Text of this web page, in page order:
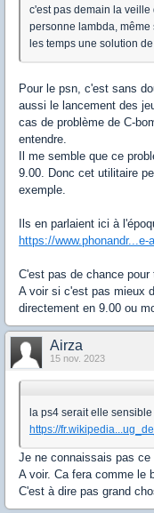
c'est pas demain la
personne lambda,
les temps une solution
Pour le psn, c'est sans
aussi le lancement des
cas de problème de C-
entendre.
Il me semble que ce
9.00. Donc cet utilitaire
exemple.
Ils en parlaient ici à
https://www.phonandr...e-
C'est pas de chance pour
A voir si c'est pas mieux
directement en 9.00 ou
Airza
15 nov. 2023
la ps4 serait elle
https://
Je ne connaissais pas ce
A voir. Ca fera comme le
C'est à dire pas grand